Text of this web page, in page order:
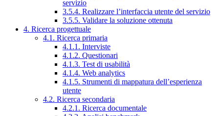
servizio
3.5.4. Realizzare l’interfaccia utente del servizio
3.5.5. Validare la soluzione ottenuta
4. Ricerca progettuale
4.1. Ricerca primaria
4.1.1. Interviste
4.1.2. Questionari
4.1.3. Test di usabilità
4.1.4. Web analytics
4.1.5. Strumenti di mappatura dell’esperienza
utente
4.2. Ricerca secondaria
4.2.1. Ricerca documentale